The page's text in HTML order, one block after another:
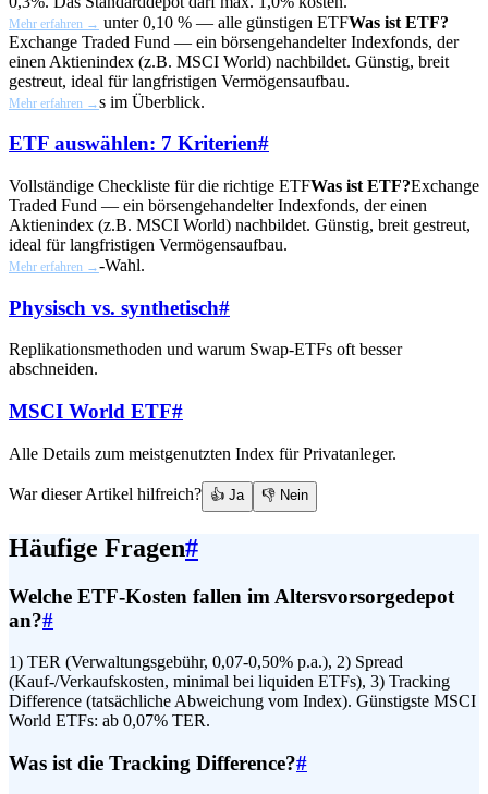
Mehr erfahren → unter 0,10 % — alle günstigen ETFWas ist ETF?
Exchange Traded Fund — ein börsengehandelter Indexfonds, der
einen Aktienindex (z.B. MSCI World) nachbildet. Günstig, breit
gestreut, ideal für langfristigen Vermögensaufbau.
Mehr erfahren →s im Überblick.
ETF auswählen: 7 Kriterien#
Vollständige Checkliste für die richtige ETFWas ist ETF?Exchange
Traded Fund — ein börsengehandelter Indexfonds, der einen
Aktienindex (z.B. MSCI World) nachbildet. Günstig, breit gestreut,
ideal für langfristigen Vermögensaufbau.
Mehr erfahren →-Wahl.
Physisch vs. synthetisch#
Replikationsmethoden und warum Swap-ETFs oft besser
abschneiden.
MSCI World ETF#
Alle Details zum meistgenutzten Index für Privatanleger.
War dieser Artikel hilfreich? 👍 Ja 👎 Nein
Häufige Fragen#
Welche ETF-Kosten fallen im Altersvorsorgedepot
an?#
1) TER (Verwaltungsgebühr, 0,07-0,50% p.a.), 2) Spread
(Kauf-/Verkaufskosten, minimal bei liquiden ETFs), 3) Tracking
Difference (tatsächliche Abweichung vom Index). Günstigste MSCI
World ETFs: ab 0,07% TER.
Was ist die Tracking Difference?#